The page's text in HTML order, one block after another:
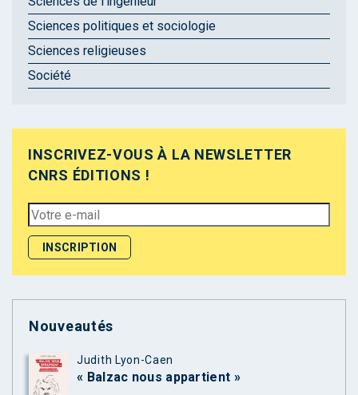
Sciences politiques et sociologie
Sciences religieuses
Société
INSCRIVEZ-VOUS À LA NEWSLETTER
CNRS ÉDITIONS !
Nouveautés
Judith Lyon-Caen
« Balzac nous appartient »